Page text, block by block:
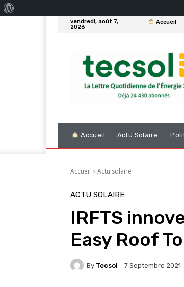
vendredi, août 7,
2026
Accueil
Accueil Actu Solaire
Accueil Actu solaire
ACTU SOLAIRE
IRFTS
Easy Roof
By Tecsol 7 Septembre 2021